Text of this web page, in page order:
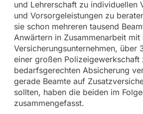
und Lehrerschaft zu individuellen
und Vorsorgeleistungen zu
sie schon mehreren tausend
Anwärtern in Zusammenarbeit mit
Versicherungsunternehmen, über
einer großen Polizeigewerkschaft
bedarfsgerechten Absicherung
gerade Beamte auf
sollten, haben die beiden im
zusammengefasst.